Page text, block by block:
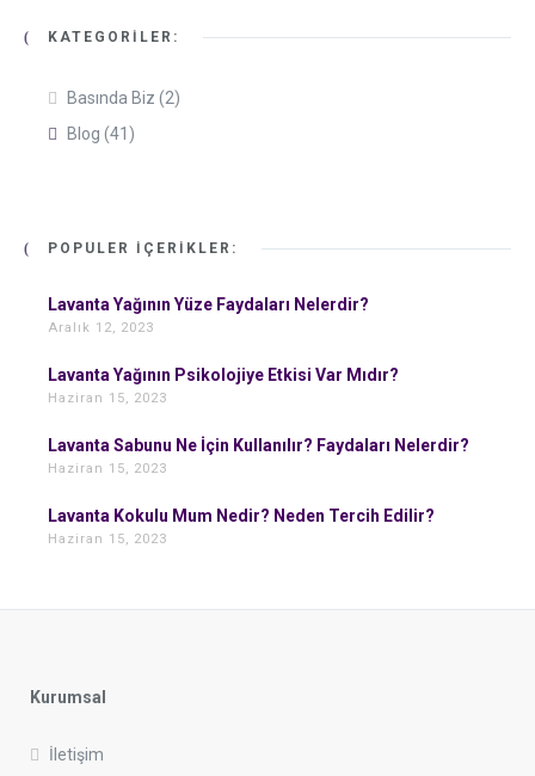
KATEGORILER:
Basında Biz (2)
Blog (41)
POPÜLER İÇERIKLER:
Lavanta Yağının Yüze Faydaları Nelerdir?
Aralık 12, 2023
Lavanta Yağının Psikolojiye Etkisi Var Mıdır?
Haziran 15, 2023
Lavanta Sabunu Ne İçin Kullanılır? Faydaları Nelerdir?
Haziran 15, 2023
Lavanta Kokulu Mum Nedir? Neden Tercih Edilir?
Haziran 15, 2023
Kurumsal
İletişim